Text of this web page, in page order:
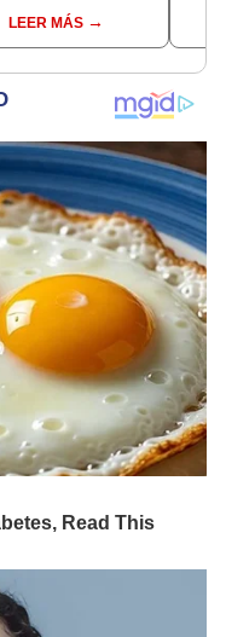
recuperó el
LEER MÁS